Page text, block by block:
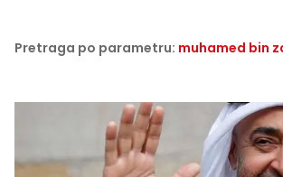
Pretraga po parametru: muhamed bin